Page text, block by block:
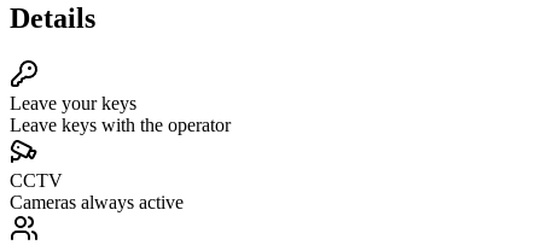
Details
Leave your keys
Leave keys with the operator
CCTV
Cameras always active